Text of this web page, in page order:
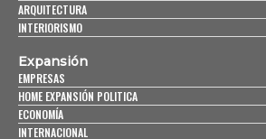
ARQUITECTURA
INTERIORISMO
Expansión
EMPRESAS
HOME EXPANSIÓN POLITICA
ECONOMÍA
INTERNACIONAL